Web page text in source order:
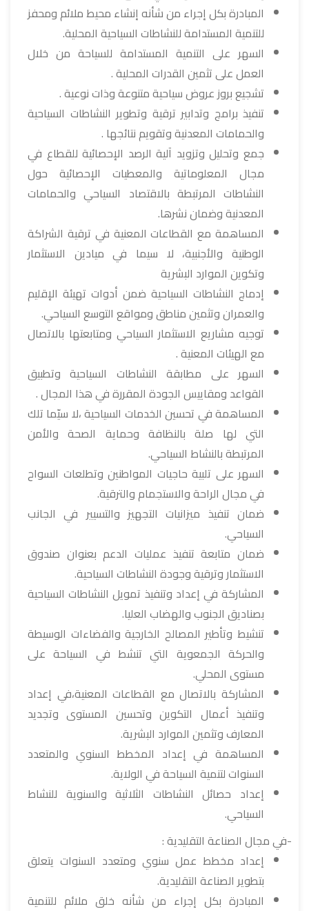
المبادرة بكل إجراء من شأنه إنشاء محيط ملائم ومحفز
للتنمية المستدامة للنشاطات السياحية المحلية.
السهر على التنمية المستدامة للسياحة من خلال
العمل على تثمين القدرات المحلية .
تشجيع بروز عروض سياحية متنوعة وذات نوعية .
تنفيذ برامج وتدابير ترقية وتطوير النشاطات السياحية
والحمامات المعدنية وتقويم نتائجها .
جمع وتحليل وتزويد آلية الرصد الإحصائية للقطاع في
مجال المعلوماتية والمعطيات الإحصائية حول
النشاطات المرتبطة بالاقتصاد السياحي والحمامات
المعدنية وضمان نشرها.
المساهمة مع القطاعات المعنية في ترقية الشراكة
الوطنية والأجنبية، لا سيما في ميادين الاستثمار
وتكوين الموارد البشرية
إدماج النشاطات السياحية ضمن أدوات تهيئة الإقليم
والعمران وتثمين مناطق ومواقع التوسع السياحي.
توجيه مشاريع الاستثمار السياحي ومتابعتها بالاتصال
مع الهيئات المعنية .
السهر على مطابقة النشاطات السياحية وتطبيق
القواعد ومقاييس الجودة المقررة في هذا المجال .
المساهمة في تحسين الخدمات السياحية ،لا سيّما تلك
التي لها صلة بالنظافة وحماية الصحة والأمن
المرتبطة بالنشاط السياحي.
السهر على تلبية حاجيات المواطنين وتطلعات السواح
في مجال الراحة والاستجمام والترقية.
ضمان تنفيذ ميزانيات التجهيز والتسيير في الجانب
السياحي.
ضمان متابعة تنفيذ عمليات الدعم بعنوان صندوق
الاستثمار وترقية وجودة النشاطات السياحية.
المشاركة في إعداد وتنفيذ تمويل النشاطات السياحية
بصناديق الجنوب والهضاب العليا.
تنشيط وتأطير المصالح الخارجية والفضاءات الوسيطة
والحركة الجمعوية التي تنشط في السياحة على
مستوى المحلي.
المشاركة بالاتصال مع القطاعات المعنية،في إعداد
وتنفيذ أعمال التكوين وتحسين المستوى وتجديد
المعارف وتثمين الموارد البشرية.
المساهمة في إعداد المخطط السنوي والمتعدد
السنوات لتنمية السياحة في الولاية.
إعداد حصائل النشاطات الثلاثية والسنوية للنشاط
السياحي.
-في مجال الصناعة التقليدية :
إعداد مخطط عمل سنوي ومتعدد السنوات يتعلق
بتطوير الصناعة التقليدية.
المبادرة بكل إجراء من شأنه خلق ملائم للتنمية